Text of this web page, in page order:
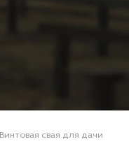
Винтовая свая для дачи